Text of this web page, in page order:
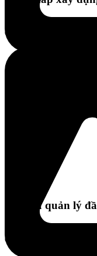
Cung cấp dịch vụ tư
dựng trọn vẹn
Dịch vụ quản lý
Xây dựng các gói
quản lý đầu tư tài sản